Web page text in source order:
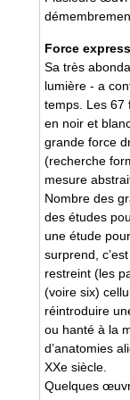
Force
Sa très
lumière - a
temps. Les
en noir et
grande force
(recherche
mesure
Nombre des
des études
une étude
surprend,
restreint (les
(voire six)
réintroduire
ou hanté à la
d’anatomies
XXe siècle.
Quelques